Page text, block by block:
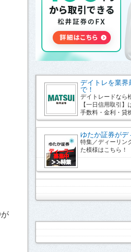
デイトレを業界
で！
デイトレードなら
【一日信用取引】
手数料・金利・貸
ゆたか証券がデ
特集／ディーリン
た模様はこちら！